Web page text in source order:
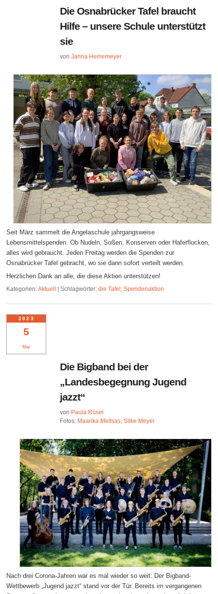
Die Osnabrücker Tafel braucht
Hilfe – unsere Schule unterstützt
sie
vonJanna Heinemeyer
Seit März sammelt die Angelaschule jahrgangsweise
Lebensmittelspenden. Ob Nudeln, Soßen, Konserven oder Haferflocken,
alles wird gebraucht. Jeden Freitag werden die Spenden zur
Osnabrücker Tafel gebracht, wo sie dann sofort verteilt werden.
Herzlichen Dank an alle, die diese Aktion unterstützen!
Kategorien:Aktuell |Schlagwörter: die Tafel,Spendenaktion
5
Mai
2023
Die Bigband bei der
„Landesbegegnung Jugend
jazzt“
von Paula Rüsel
Fotos: Maarika Meltsas ,Silke Meyer
Nach drei Corona-Jahren war es mal wieder so weit: Der Bigband-
Wettbewerb „Jugend jazzt“ stand vor der Tür. Bereits im vergangenen